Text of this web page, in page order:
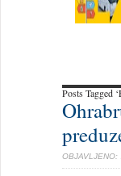
Posts Tagged
OBJAVLJENO: